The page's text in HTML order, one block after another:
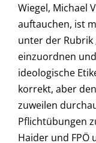
Wiegel, Michael
auftauchen, ist
unter der Rubrik
einzuordnen
ideologische
korrekt, aber
zuweilen
Pflichtübungen
Haider und FPÖ